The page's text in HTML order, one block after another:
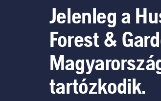
Jelenleg a
Forest &
tartózkodik.